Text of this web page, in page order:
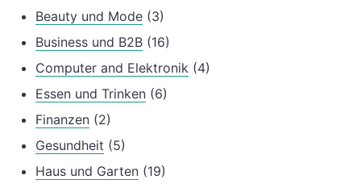
Beauty und Mode (3)
Business und B2B (16)
Computer and Elektronik (4)
Essen und Trinken (6)
Finanzen (2)
Gesundheit (5)
Haus und Garten (19)